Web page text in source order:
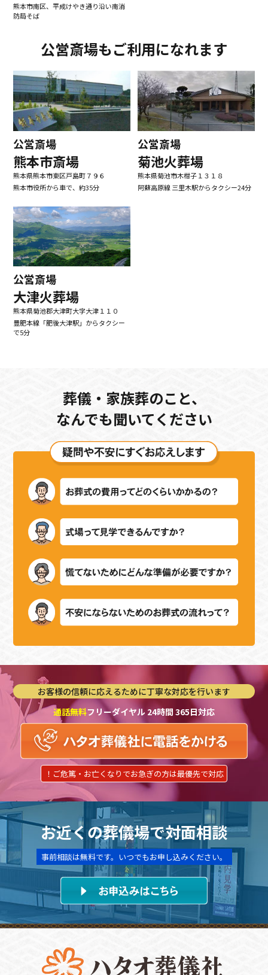
熊本市南区、平成けやき通り沿い南消
防局そば
公営斎場もご利用になれます
公営斎場
熊本市斎場
熊本県熊本市東区戸島町７９６
熊本市役所から車で、約35分
公営斎場
菊池火葬場
熊本県菊池市木柑子１３１８
阿蘇高原線 三里木駅からタクシー24分
公営斎場
大津火葬場
熊本県菊池郡大津町大字大津１１０
豊肥本線「肥後大津駅」からタクシー
で5分
葬儀・家族葬のこと、
なんでも聞いてください
お客様の信頼に応えるために丁寧な対応を行います
通話無料フリーダイヤル 24時間 365日対応
！ご危篤・お亡くなりでお急ぎの方は最優先で対応
お近くの葬儀場で対面相談
事前相談は無料です。いつでもお申し込みください。